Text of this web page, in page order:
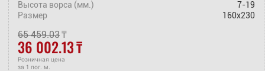
Высота ворса (мм.)
7-19
Размер
160x230
65 459.03₸
36 002.13₸
Розничная цена
за 1 пог. м.